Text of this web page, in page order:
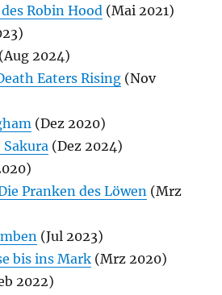
Robin Hood (Mai 2021)
(Aug 2024)
Eaters Rising (Nov
(Dez 2020)
(Dez 2024)
Pranken des Löwen (Mrz
(Jul 2023)
bis ins Mark (Mrz 2020)
2022)